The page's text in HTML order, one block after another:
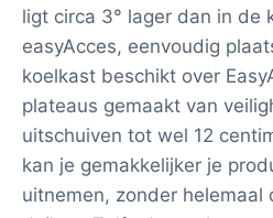
ligt circa 3° lager dan in de
easyAcces, eenvoudig
koelkast beschikt over
plateaus gemaakt van
uitschuiven tot wel 12
kan je gemakkelijker je
uitnemen, zonder helemaal